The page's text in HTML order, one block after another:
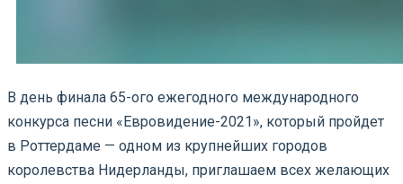
В день финала 65-ого ежегодного международного
конкурса песни «Евровидение-2021», который пройдет
в Роттердаме — одном из крупнейших городов
королевства Нидерланды, приглашаем всех желающих